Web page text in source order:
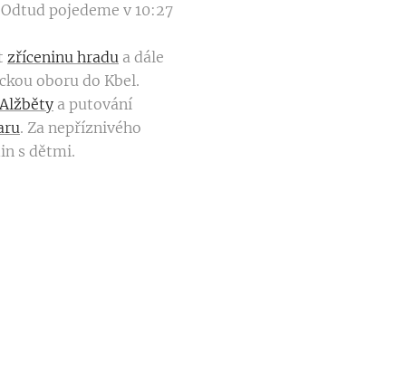
pojedeme v 10:27
zříceninu hradua dále
oboru do Kbel.
a putování
. Za nepříznivého
s dětmi.